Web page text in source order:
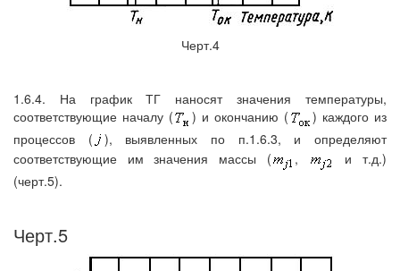
Черт.4
1.6.4. На график ТГ наносят значения температуры,
соответствующие началу (
) и окончанию (
) каждого из
процессов (
), выявленных по п.1.6.3, и определяют
соответствующие им значения массы (
,
и т.д.)
(черт.5).
Черт.5